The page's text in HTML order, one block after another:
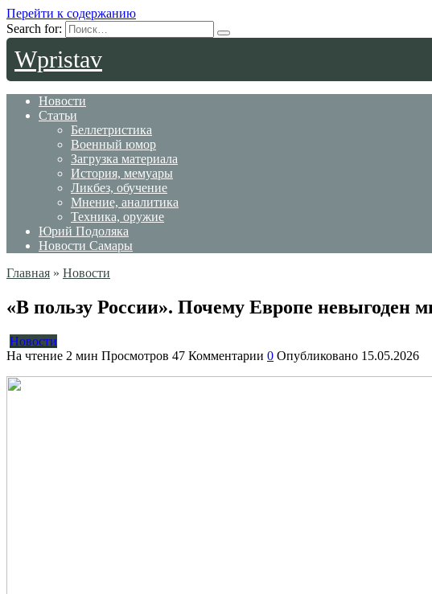
Перейти к содержанию
Search for:
Wpristav
Новости
Статьи
Беллетристика
Военный юмор
Загрузка материала
История, мемуары
Ликбез, обучение
Мнение, аналитика
Техника, оружие
Юрий Подоляка
Новости Самары
Главная » Новости
«В пользу России». Почему Европе невыгоден
Новости
На чтение 2 мин Просмотров 47 Комментарии 0 Опубликовано 15.05.2026